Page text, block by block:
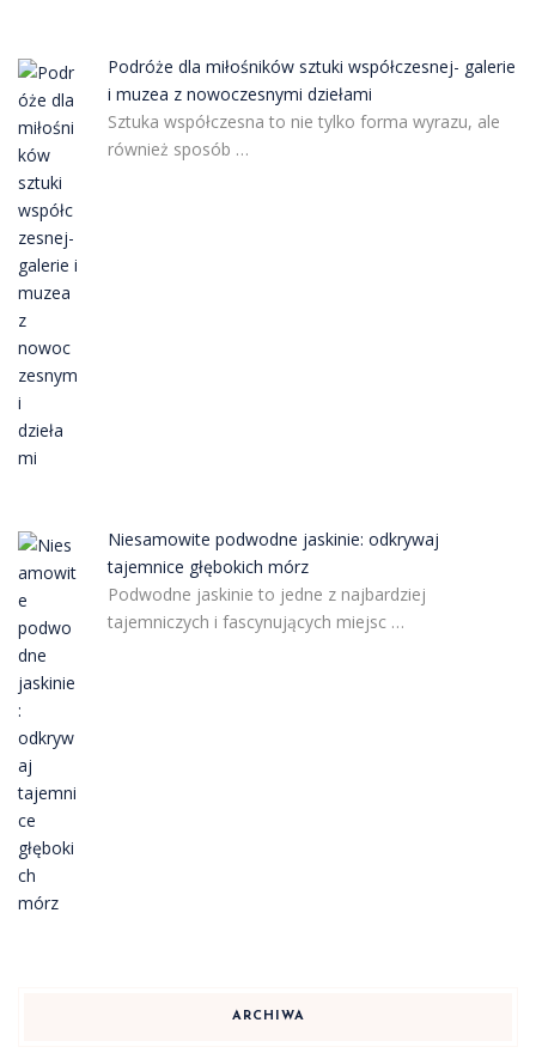
Podróże dla miłośników sztuki współczesnej- galerie
i muzea z nowoczesnymi dziełami
Sztuka współczesna to nie tylko forma wyrazu, ale
również sposób …
Niesamowite podwodne jaskinie: odkrywaj
tajemnice głębokich mórz
Podwodne jaskinie to jedne z najbardziej
tajemniczych i fascynujących miejsc …
ARCHIWA